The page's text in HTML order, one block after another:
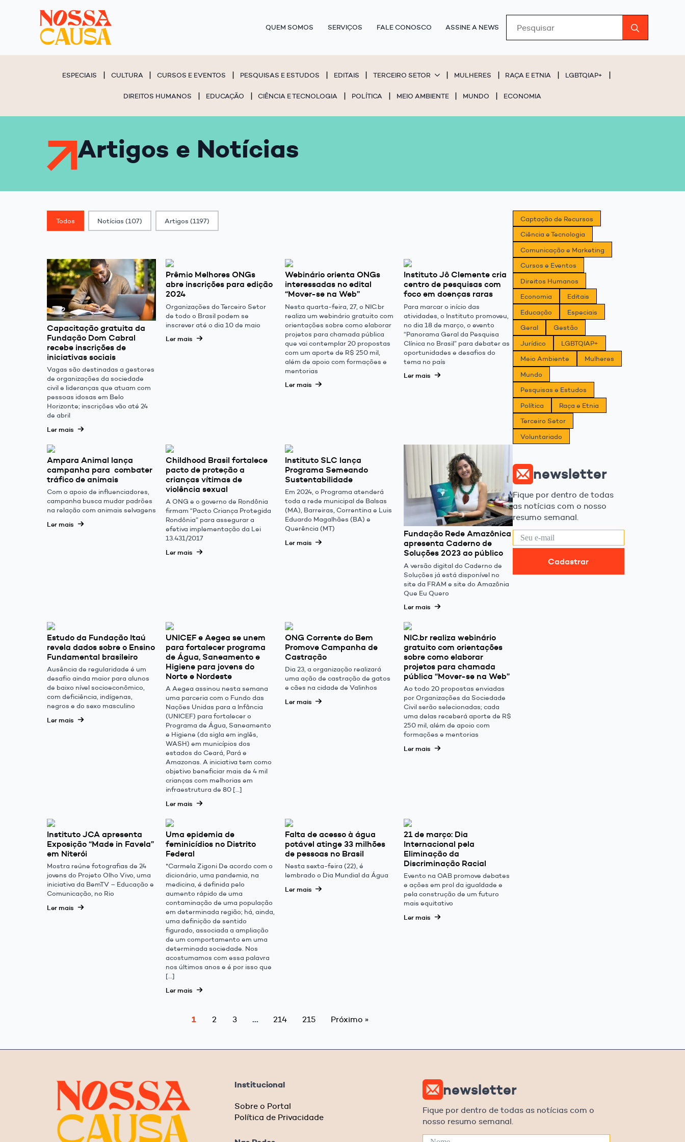
QUEM SOMOS SERVIÇOS FALE CONOSCO ASSINE A NEWS
ESPECIAIS CULTURA CURSOS E EVENTOS PESQUISAS E ESTUDOS EDITAIS TERCEIRO SETOR MULHERES RAÇA E ETNIA LGBTQIAP+
DIREITOS HUMANOS EDUCAÇÃO CIÊNCIA E TECNOLOGIA POLÍTICA MEIO AMBIENTE MUNDO ECONOMIA
Artigos e Notícias
Classif. Post
Todos Notícias (107) Artigos (1197)
Capacitação gratuita da
Fundação Dom Cabral
recebe inscrições de
iniciativas sociais
Vagas são destinadas a gestores
de organizações da sociedade
civil e lideranças que atuam com
pessoas idosas em Belo
Horizonte; inscrições vão até 24
de abril
Ler mais
Prêmio Melhores ONGs
abre inscrições para edição
2024
Organizações do Terceiro Setor
de todo o Brasil podem se
inscrever até o dia 10 de maio
Ler mais
Webinário orienta ONGs
interessadas no edital
“Mover-se na Web”
Nesta quarta-feira, 27, o NIC.br
realiza um webinário gratuito com
orientações sobre como elaborar
projetos para chamada pública
que vai contemplar 20 propostas
com um aporte de R$ 250 mil,
além de apoio com formações e
mentorias
Ler mais
Instituto Jô Clemente cria
centro de pesquisas com
foco em doenças raras
Para marcar o início das
atividades, o Instituto promoveu,
no dia 18 de março, o evento
“Panorama Geral da Pesquisa
Clínica no Brasil” para debater as
oportunidades e desafios do
tema no país
Ler mais
Ampara Animal lança
campanha para combater
tráfico de animais
Com o apoio de influenciadores,
campanha busca mudar padrões
na relação com animais selvagens
Ler mais
Childhood Brasil fortalece
pacto de proteção a
crianças vítimas de
violência sexual
A ONG e o governo de Rondônia
firmam “Pacto Criança Protegida
Rondônia” para assegurar a
efetiva implementação da Lei
13.431/2017
Ler mais
Instituto SLC lança
Programa Semeando
Sustentabilidade
Em 2024, o Programa atenderá
toda a rede municipal de Balsas
(MA), Barreiras, Correntina e Luis
Eduardo Magalhães (BA) e
Querência (MT)
Ler mais
Fundação Rede Amazônica
apresenta Caderno de
Soluções 2023 ao público
A versão digital do Caderno de
Soluções já está disponível no
site da FRAM e site do Amazônia
Que Eu Quero
Ler mais
Estudo da Fundação Itaú
revela dados sobre o Ensino
Fundamental brasileiro
Ausência de regularidade é um
desafio ainda maior para alunos
de baixo nível socioeconômico,
com deficiência, indígenas,
negros e do sexo masculino
Ler mais
UNICEF e Aegea se unem
para fortalecer programa
de Água, Saneamento e
Higiene para jovens do
Norte e Nordeste
A Aegea assinou nesta semana
uma parceria com o Fundo das
Nações Unidas para a Infância
(UNICEF) para fortalecer o
Programa de Água, Saneamento
e Higiene (da sigla em inglês,
WASH) em municípios dos
estados do Ceará, Pará e
Amazonas. A iniciativa tem como
objetivo beneficiar mais de 4 mil
crianças com melhorias em
infraestrutura de 80 […]
Ler mais
ONG Corrente do Bem
Promove Campanha de
Castração
Dia 23, a organização realizará
uma ação de castração de gatos
e cães na cidade de Valinhos
Ler mais
NIC.br realiza webinário
gratuito com orientações
sobre como elaborar
projetos para chamada
pública “Mover-se na Web”
Ao todo 20 propostas enviadas
por Organizações da Sociedade
Civil serão selecionadas; cada
uma delas receberá aporte de R$
250 mil, além de apoio com
formações e mentorias
Ler mais
Instituto JCA apresenta
Exposição “Made in Favela”
em Niterói
Mostra reúne fotografias de 24
jovens do Projeto Olho Vivo, uma
iniciativa da BemTV – Educação e
Comunicação, no Rio
Ler mais
Uma epidemia de
feminicídios no Distrito
Federal
*Carmela Zigoni De acordo com o
dicionário, uma pandemia, na
medicina, é definida pelo
aumento rápido de uma
contaminação de uma população
em determinada região; há, ainda,
uma definição de sentido
figurado, associada a ampliação
de um comportamento em uma
determinada sociedade. Nos
acostumamos com essa palavra
nos últimos anos e é por isso que
[…]
Ler mais
Falta de acesso à água
potável atinge 33 milhões
de pessoas no Brasil
Nesta sexta-feira (22), é
lembrado o Dia Mundial da Água
Ler mais
21 de março: Dia
Internacional pela
Eliminação da
Discriminação Racial
Evento na OAB promove debates
e ações em prol da igualdade e
pela construção de um futuro
mais equitativo
Ler mais
1 2 3 … 214 215 Próximo »
Captação de Recursos
Ciência e Tecnologia
Comunicação e Marketing
Cursos e Eventos
Direitos Humanos
Economia
Editais
Educação
Especiais
Geral
Gestão
Jurídico
LGBTQIAP+
Meio Ambiente
Mulheres
Mundo
Pesquisas e Estudos
Política
Raça e Etnia
Terceiro Setor
Voluntariado
newsletter
Fique por dentro de todas
as notícias com o nosso
resumo semanal.
Cadastrar
Institucional
Sobre o Portal
Política de Privacidade
newsletter
Fique por dentro de todas as notícias com o
nosso resumo semanal.